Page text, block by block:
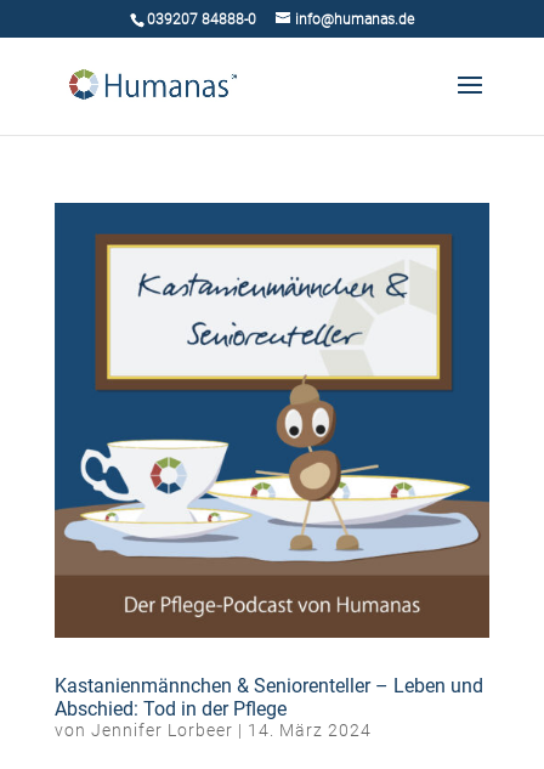
039207 84888-0 info@humanas.de
Kastanienmännchen & Seniorenteller – Leben und
Abschied: Tod in der Pflege
von Jennifer Lorbeer | 14. März 2024